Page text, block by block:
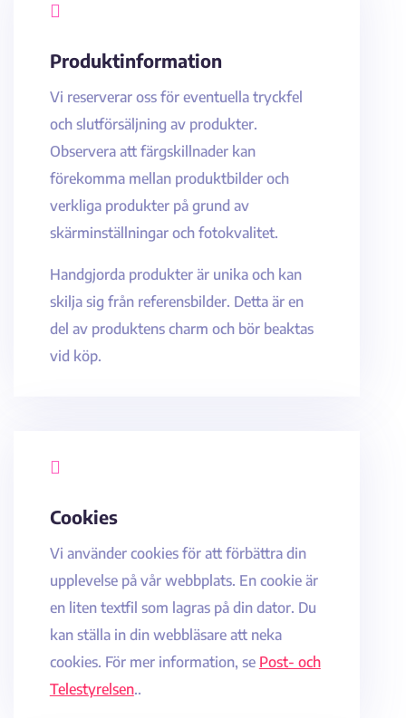

Produktinformation
Vi reserverar oss för eventuella tryckfel
och slutförsäljning av produkter.
Observera att färgskillnader kan
förekomma mellan produktbilder och
verkliga produkter på grund av
skärminställningar och fotokvalitet.
Handgjorda produkter är unika och kan
skilja sig från referensbilder. Detta är en
del av produktens charm och bör beaktas
vid köp.

Cookies
Vi använder cookies för att förbättra din
upplevelse på vår webbplats. En cookie är
en liten textfil som lagras på din dator. Du
kan ställa in din webbläsare att neka
cookies. För mer information, se Post- och
Telestyrelsen..